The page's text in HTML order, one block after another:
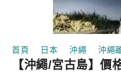
首頁 日本 沖繩 沖繩
【沖繩/宮古島】價